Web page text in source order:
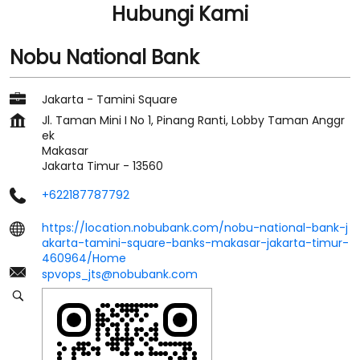
Hubungi Kami
Nobu National Bank
Jakarta - Tamini Square
Jl. Taman Mini I No 1, Pinang Ranti, Lobby Taman Anggr
ek
Makasar
Jakarta Timur - 13560
+622187787792
https://location.nobubank.com/nobu-national-bank-j
akarta-tamini-square-banks-makasar-jakarta-timur-
460964/Home
spvops_jts@nobubank.com